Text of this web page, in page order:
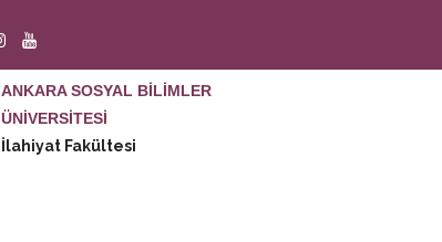
ANKARA SOSYAL BİLİMLER
ÜNİVERSİTESİ
İlahiyat Fakültesi